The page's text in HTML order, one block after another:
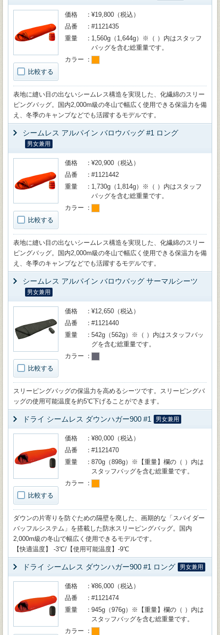
比較する
価格
¥19,800（税込）
品番
#1121435
重量
1,560g（1,644g）※（ ）内はスタッフ
バッグを含む総重量です。
カラー
表地に縫い目の出ないシームレス構造を実現した、化繊綿のスリー
ピングバッグ。国内2,000m級の冬山で幅広く使用できる保温力を備
え、冬季のキャンプなどでも活躍するモデルです。
シームレス アルパイン バロウバッグ #1 ロング
男女兼用
比較する
価格
¥20,900（税込）
品番
#1121442
重量
1,730g（1,814g）※（ ）内はスタッフ
バッグを含む総重量です。
カラー
表地に縫い目の出ないシームレス構造を実現した、化繊綿のスリー
ピングバッグ。国内2,000m級の冬山で幅広く使用できる保温力を備
え、冬季のキャンプなどでも活躍するモデルです。
シームレス アルパイン バロウバッグ サーマルシーツ
男女兼用
比較する
価格
¥12,650（税込）
品番
#1121440
重量
542g（562g）※（ ）内はスタッフバッ
グを含む総重量です。
カラー
スリーピングバッグの保温力を高めるシーツです。スリーピングバ
ッグの使用可能温度を約5℃下げることができます。
ドライ シームレス ダウンハガー900 #1 男女兼用
比較する
価格
¥80,000（税込）
品番
#1121470
重量
870g（898g）※【重量】欄の（ ）内は
スタッフバッグを含む総重量です。
カラー
ダウンの片寄りを防ぐための隔壁を廃した、画期的な「スパイダー
バッフルシステム」を搭載した防水スリーピングバッグ。国内
2,000m級の冬山で幅広く使用できるモデルです。
【快適温度】 -3℃/【使用可能温度】-9℃
ドライ シームレス ダウンハガー900 #1 ロング 男女兼用
価格
¥86,000（税込）
品番
#1121474
重量
945g（976g）※【重量】欄の（ ）内は
スタッフバッグを含む総重量です。
カラー